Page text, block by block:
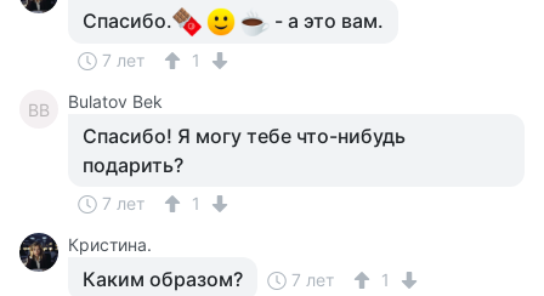
Спасибо. - а это вам.
7 лет 1
BB Bulatov Bek
Спасибо! Я могу тебе что-нибудь
подарить?
7 лет
1
Кристина.
Каким образом? 7 лет 1